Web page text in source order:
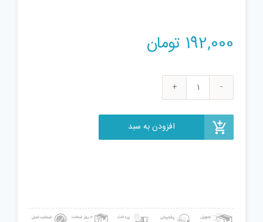
192,000 تومان
تفنگ
افزودن به سبد